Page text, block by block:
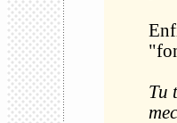
Tu